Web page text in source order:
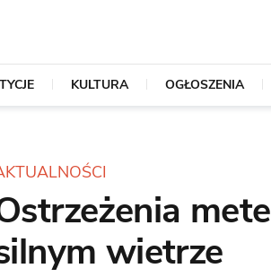
KULTURA OGŁOSZENIA
wietrze